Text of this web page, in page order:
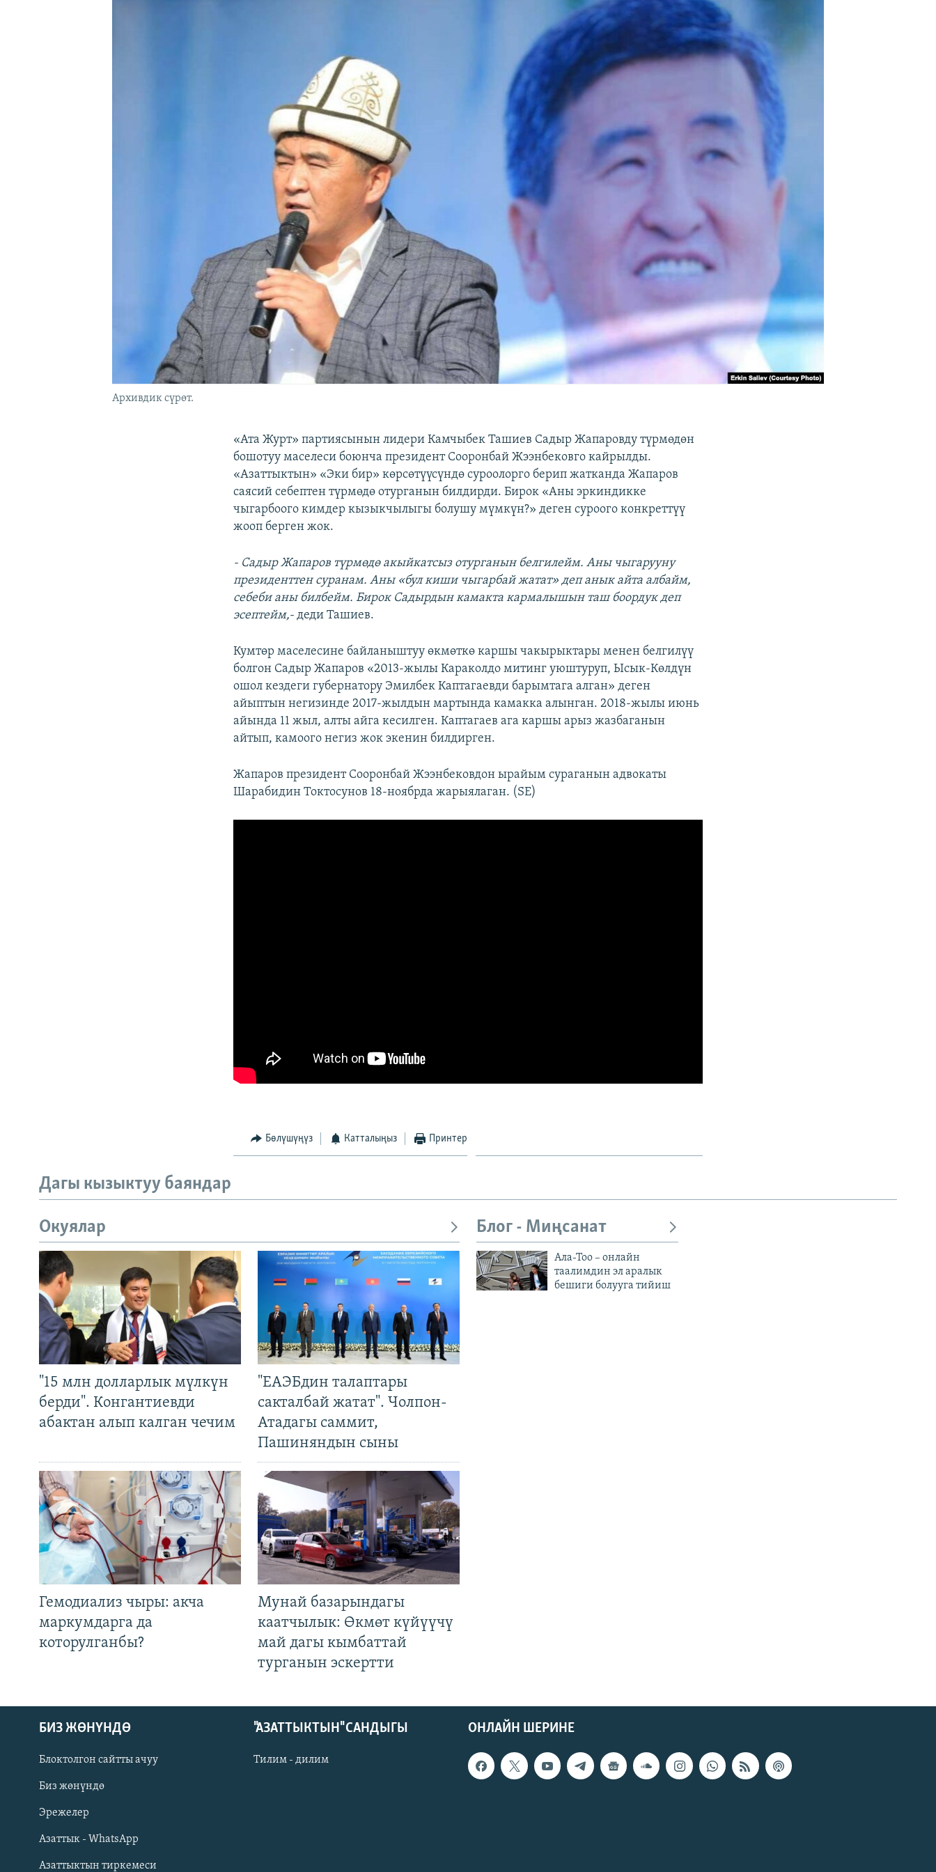
Русский
ОНЛАЙН ШЕРИНЕ
Архивдик сүрөт.
«Ата Журт» партиясынын лидери Камчыбек Ташиев Садыр Жапаровду түрмөдөн
бошотуу маселеси боюнча президент Сооронбай Жээнбековго кайрылды.
«Азаттыктын» «Эки бир» көрсөтүүсүндө суроолорго берип жатканда Жапаров
саясий себептен түрмөдө отурганын билдирди. Бирок «Аны эркиндикке
чыгарбоого кимдер кызыкчылыгы болушу мүмкүн?» деген суроого конкреттүү
жооп берген жок.
- Садыр Жапаров түрмөдө акыйкатсыз отурганын белгилейм. Аны чыгарууну
президенттен суранам. Аны «бул киши чыгарбай жатат» деп анык айта албайм,
себеби аны билбейм. Бирок Садырдын камакта кармалышын таш боордук деп
эсептейм,- деди Ташиев.
Кумтөр маселесине байланыштуу өкмөткө каршы чакырыктары менен белгилүү
болгон Садыр Жапаров «2013-жылы Караколдо митинг уюштуруп, Ысык-Көлдүн
ошол кездеги губернатору Эмилбек Каптагаевди барымтага алган» деген
айыптын негизинде 2017-жылдын мартында камакка алынган. 2018-жылы июнь
айында 11 жыл, алты айга кесилген. Каптагаев ага каршы арыз жазбаганын
айтып, камоого негиз жок экенин билдирген.
Жапаров президент Сооронбай Жээнбековдон ырайым сураганын адвокаты
Шарабидин Токтосунов 18-ноябрда жарыялаган. (SE)
Бөлүшүңүз Катталыңыз Принтер
Дагы кызыктуу баяндар
Окуялар
"15 млн долларлык мүлкүн
берди". Конгантиевди
абактан алып калган чечим
"ЕАЭБдин талаптары
сакталбай жатат". Чолпон-
Атадагы саммит,
Пашиняндын сыны
Гемодиализ чыры: акча
маркумдарга да
которулганбы?
Мунай базарындагы
каатчылык: Өкмөт күйүүчү
май дагы кымбаттай
турганын эскертти
Блог - Миңсанат
Ала-Тоо – онлайн
таалимдин эл аралык
бешиги болууга тийиш
ОНЛАЙН ШЕРИНЕ
БИЗ ЖӨНҮНДӨ
Блоктолгон сайтты ачуу
Биз жөнүндө
Эрежелер
Азаттык - WhatsApp
Азаттыктын тиркемеси
"АЗАТТЫКТЫН" САНДЫГЫ
Тилим - дилим